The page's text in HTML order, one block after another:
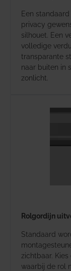
Een
privacy
silhouet. Een
volledige
transparante
naar buiten in
zonlicht.
Rolgordijn
Standaard
zichtbaar.
waarbij de rol